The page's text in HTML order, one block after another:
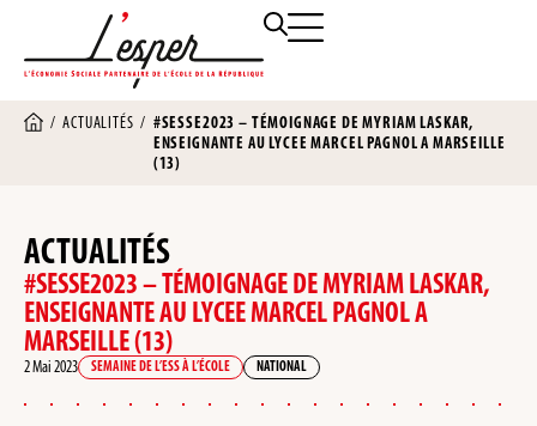
/ACTUALITÉS / #SESSE2023 – TÉMOIGNAGE DE MYRIAM LASKAR,
ENSEIGNANTE AU LYCEE MARCEL PAGNOL A MARSEILLE
(13)
ACTUALITÉS
#SESSE2023 – TÉMOIGNAGE DE MYRIAM LASKAR,
ENSEIGNANTE AU LYCEE MARCEL PAGNOL A
MARSEILLE (13)
2 Mai 2023 SEMAINE DE L’ESS À L’ÉCOLE NATIONAL